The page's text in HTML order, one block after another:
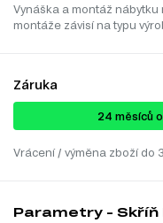
Vynáška a montáž
montáže závisí na typu
Záruka
24 ​​​​měsíců
Vrácení / výměna zboží do
Parametry - Skříň